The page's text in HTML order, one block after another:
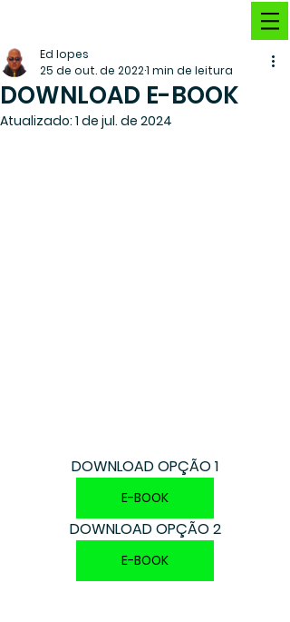
DOWNLOAD E-BOOK
Ed lopes
25 de out. de 20221 min de leitura
Atualizado: 1 de jul. de 2024
DOWNLOAD OPÇÃO 1
E-BOOK
DOWNLOAD OPÇÃO 2
E-BOOK